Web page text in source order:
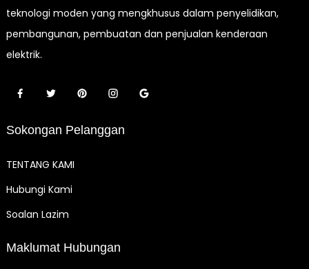
teknologi moden yang mengkhusus dalam penyelidikan,
pembangunan, pembuatan dan penjualan kenderaan
elektrik.
Sokongan Pelanggan
TENTANG KAMI
Hubungi Kami
Soalan Lazim
Maklumat Hubungan